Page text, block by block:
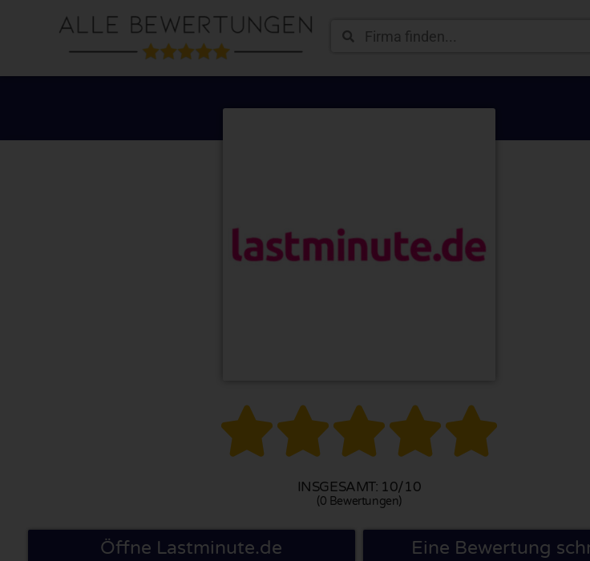

INSGESAMT: 10/10
(0 Bewertungen)
Öffne Lastminute.de Eine Bewertung